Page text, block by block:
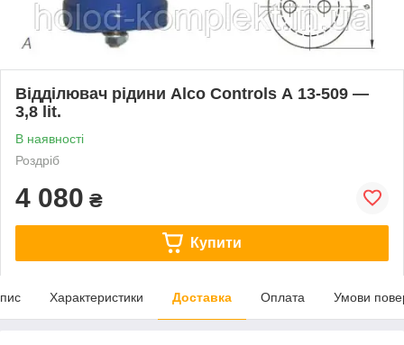
Відділювач рідини Alco Controls А 13-509 —
3,8 lit.
В наявності
Роздріб
4 080 ₴
Купити
Характеристики Доставка Оплата Умови